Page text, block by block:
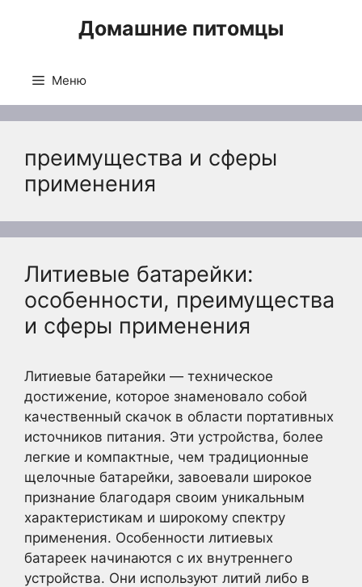
Домашние питомцы
Меню
преимущества и сферы
применения
Литиевые батарейки:
особенности, преимущества
и сферы применения
Литиевые батарейки — техническое
достижение, которое знаменовало собой
качественный скачок в области портативных
источников питания. Эти устройства, более
легкие и компактные, чем традиционные
щелочные батарейки, завоевали широкое
признание благодаря своим уникальным
характеристикам и широкому спектру
применения. Особенности литиевых
батареек начинаются с их внутреннего
устройства. Они используют литий либо в